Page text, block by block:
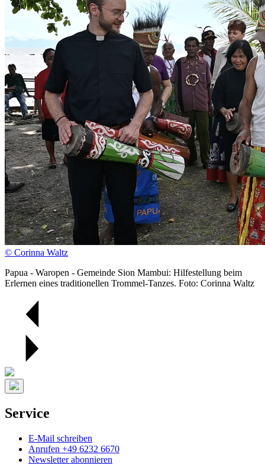
© Corinna Waltz
Papua - Waropen - Gemeinde Sion Mambui: Hilfestellung beim
Erlernen eines traditionellen Trommel-Tanzes. Foto: Corinna Waltz
Service
E-Mail schreiben
Anrufen +49 6232 6670
Newsletter abonnieren